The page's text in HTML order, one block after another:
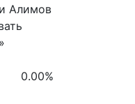
Алимов
0.00%